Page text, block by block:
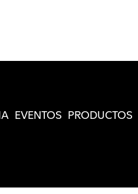
EVENTOS PRODUCTOS